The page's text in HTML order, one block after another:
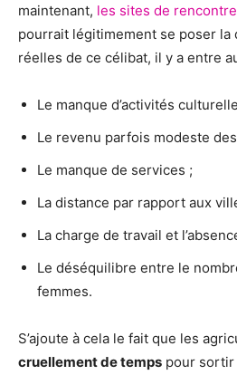
maintenant, les sites de rencontre
pourrait légitimement se poser la
réelles de ce célibat, il y a entre
Le manque d’activités
Le revenu parfois modeste
Le manque de services ;
La distance par rapport aux
La charge de travail et
Le déséquilibre entre le
femmes.
S’ajoute à cela le fait que les
cruellement de temps pour sortir